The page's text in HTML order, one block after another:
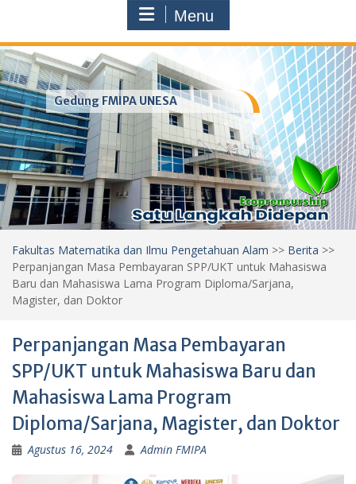
Menu
Gedung FMIPA UNESA
Fakultas Matematika dan Ilmu Pengetahuan Alam >> Berita >>
Perpanjangan Masa Pembayaran SPP/UKT untuk Mahasiswa
Baru dan Mahasiswa Lama Program Diploma/Sarjana,
Magister, dan Doktor
Perpanjangan Masa Pembayaran
SPP/UKT untuk Mahasiswa Baru dan
Mahasiswa Lama Program
Diploma/Sarjana, Magister, dan Doktor
Agustus 16, 2024 Admin FMIPA